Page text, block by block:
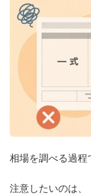
相場を調べる過程
注意したいのは、